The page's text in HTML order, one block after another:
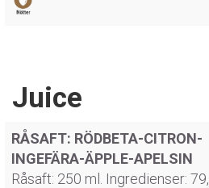
Juice
RÅSAFT: RÖDBETA-CITRON-
INGEFÄRA-ÄPPLE-APELSIN
Råsaft: 250 ml. Ingredienser: 79,